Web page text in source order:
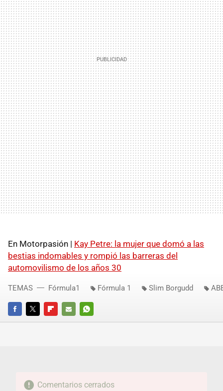
En Motorpasión | Kay Petre: la mujer que domó a las
bestias indomables y rompió las barreras del
automovilismo de los años 30
FACEBOOKTWITTERFLIPBOARD
E-
WHATSAPP
TEMAS Fórmula1 Fórmula 1 Slim Borgudd
Comentarios cerrados